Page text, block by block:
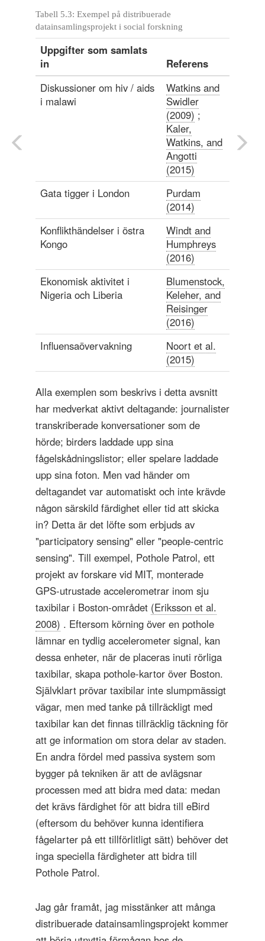
Tabell 5.3: Exempel på distribuerade
datainsamlingsprojekt i social forskning
Uppgifter som samlats
in
Referens
Diskussioner om hiv / aids
i malawi
Watkins and
Swidler
(2009) ;
Kaler,
Watkins, and
Angotti
(2015)
Gata tigger i London
Purdam
(2014)
Konflikthändelser i östra
Kongo
Windt and
Humphreys
(2016)
Ekonomisk aktivitet i
Nigeria och Liberia
Blumenstock,
Keleher, and
Reisinger
(2016)
Influensaövervakning
Noort et al.
(2015)
Alla exemplen som beskrivs i detta avsnitt
har medverkat aktivt deltagande: journalister
transkriberade konversationer som de
hörde; birders laddade upp sina
fågelskådningslistor; eller spelare laddade
upp sina foton. Men vad händer om
deltagandet var automatiskt och inte krävde
någon särskild färdighet eller tid att skicka
in? Detta är det löfte som erbjuds av
"participatory sensing" eller "people-centric
sensing". Till exempel, Pothole Patrol, ett
projekt av forskare vid MIT, monterade
GPS-utrustade accelerometrar inom sju
taxibilar i Boston-området (Eriksson et al.
2008) . Eftersom körning över en pothole
lämnar en tydlig accelerometer signal, kan
dessa enheter, när de placeras inuti rörliga
taxibilar, skapa pothole-kartor över Boston.
Självklart prövar taxibilar inte slumpmässigt
vägar, men med tanke på tillräckligt med
taxibilar kan det finnas tillräcklig täckning för
att ge information om stora delar av staden.
En andra fördel med passiva system som
bygger på tekniken är att de avlägsnar
processen med att bidra med data: medan
det krävs färdighet för att bidra till eBird
(eftersom du behöver kunna identifiera
fågelarter på ett tillförlitligt sätt) behöver det
inga speciella färdigheter att bidra till
Pothole Patrol.
Jag går framåt, jag misstänker att många
distribuerade datainsamlingsprojekt kommer